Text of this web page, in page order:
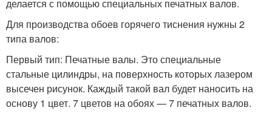
делается с помощью специальных печатных валов.
Для производства обоев горячего тиснения нужны 2
типа валов:
Первый тип: Печатные валы. Это специальные
стальные цилиндры, на поверхность которых лазером
высечен рисунок. Каждый такой вал будет наносить на
основу 1 цвет. 7 цветов на обоях — 7 печатных валов.